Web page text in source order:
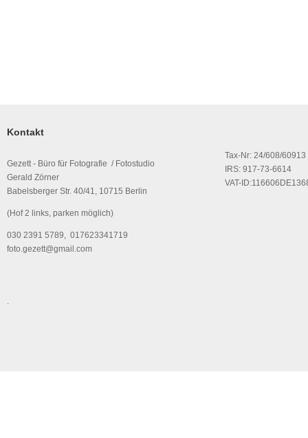
Kontakt
Gezett - Büro für Fotografie / Fotostudio
Gerald Zörner
Babelsberger Str. 40/41, 10715 Berlin
(Hof 2 links, parken möglich)
030 2391 5789, 017623341719
foto.gezett@gmail.com
Tax-Nr: 24/608/60913
IRS: 917-73-6614
VAT-
.